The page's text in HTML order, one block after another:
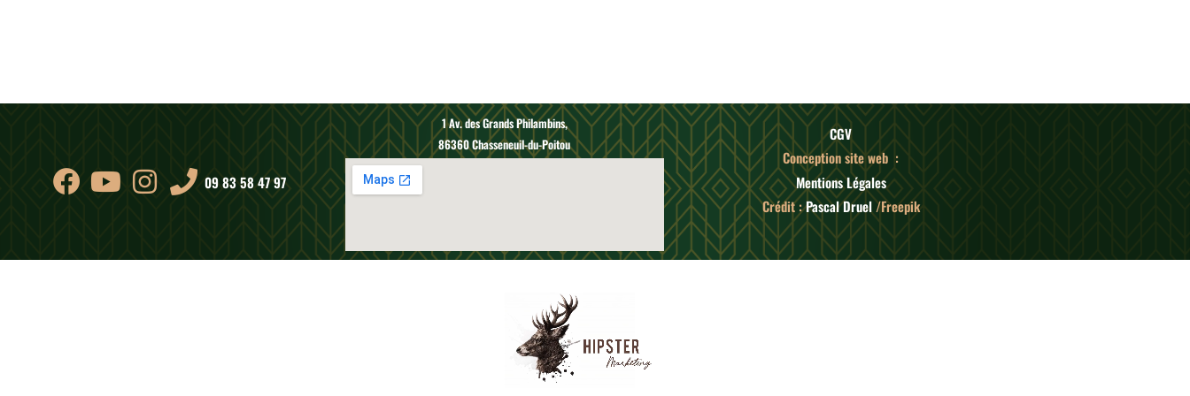
09 83 58 47 97
1 Av. des Grands Philambins,
86360 Chasseneuil-du-Poitou
CGV
Conception site web :
Mentions Légales
Crédit :Pascal Druel/Freepik